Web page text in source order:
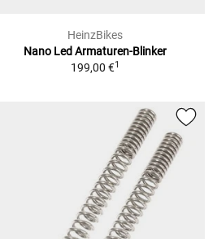
HeinzBikes
Nano Led Armaturen-Blinker
199,00 €1